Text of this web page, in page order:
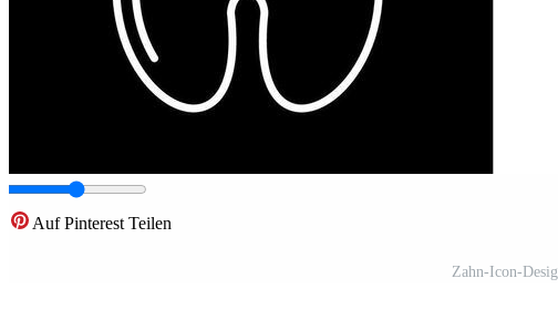
Auf Pinterest Teilen
Zahn-Icon-